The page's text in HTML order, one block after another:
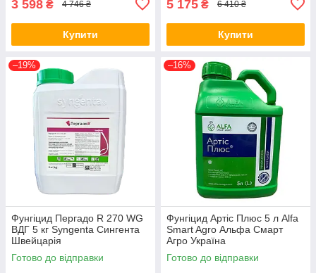
3 598 ₴ 4 746 ₴
Купити
5 175 ₴ 6 410 ₴
Купити
–19%
Фунгіцид Пергадо R 270 WG
ВДГ 5 кг Syngenta Сингента
Швейцарія
Готово до відправки
–16%
Фунгіцид Артіс Плюс 5 л Alfa
Smart Agro Альфа Смарт
Агро Україна
Готово до відправки